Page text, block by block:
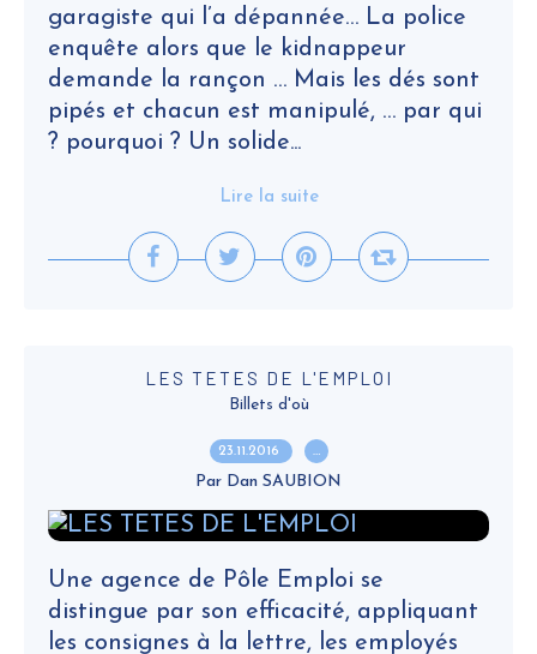
garagiste qui l’a dépannée… La police
enquête alors que le kidnappeur
demande la rançon … Mais les dés sont
pipés et chacun est manipulé, … par qui
? pourquoi ? Un solide...
Lire la suite
LES TETES DE L'EMPLOI
Billets d'où
23.11.2016 …
Par Dan SAUBION
Une agence de Pôle Emploi se
distingue par son efficacité, appliquant
les consignes à la lettre, les employés